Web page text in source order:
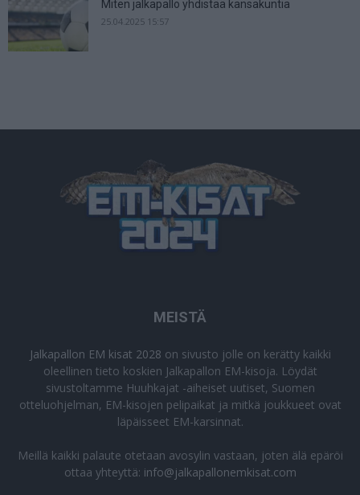
Miten jalkapallo yhdistää kansakuntia
25.04.2025 15:57
MEISTÄ
Jalkapallon EM kisat 2028 on sivusto jolle on kerätty kaikki
oleellinen tieto koskien Jalkapallon EM-kisoja. Löydät
sivustoltamme Huuhkajat -aiheiset uutiset, Suomen
otteluohjelman, EM-kisojen pelipaikat ja mitkä joukkueet ovat
läpäisseet EM-karsinnat.
Meillä kaikki palaute otetaan avosylin vastaan, joten älä epäröi
ottaa yhteyttä: info@jalkapallonemkisat.com